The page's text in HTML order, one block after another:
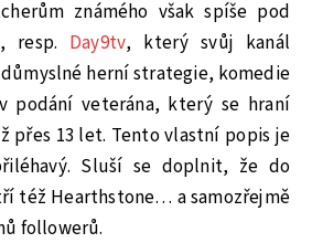
známého však spíše pod
resp. Day9tv, který svůj kanál
herní strategie, komedie
podání veterána, který se hraní
přes 13 let. Tento vlastní popis je
Sluší se doplnit, že do
též Hearthstone… a samozřejmě
followerů.